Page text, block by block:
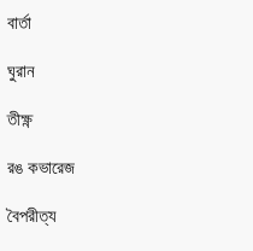
বার্তা
ঘুরান
তীক্ষ্ণ
রঙ কভারেজ
বৈপরীত্য